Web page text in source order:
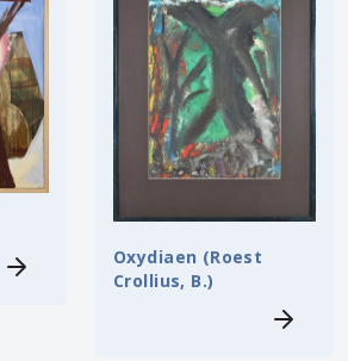
Oxydiaen (Roest
Crollius, B.)